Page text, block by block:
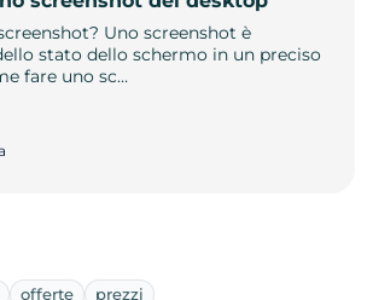
Uno screenshot è
stato dello schermo in un preciso
fare uno sc…
offerte prezzi